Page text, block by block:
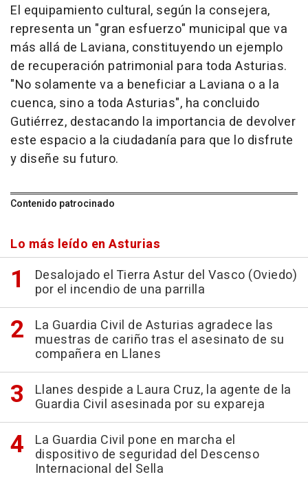
El equipamiento cultural, según la consejera,
representa un "gran esfuerzo" municipal que va
más allá de Laviana, constituyendo un ejemplo
de recuperación patrimonial para toda Asturias.
"No solamente va a beneficiar a Laviana o a la
cuenca, sino a toda Asturias", ha concluido
Gutiérrez, destacando la importancia de devolver
este espacio a la ciudadanía para que lo disfrute
y diseñe su futuro.
Contenido patrocinado
Lo más leído en Asturias
Desalojado el Tierra Astur del Vasco (Oviedo)
por el incendio de una parrilla
La Guardia Civil de Asturias agradece las
muestras de cariño tras el asesinato de su
compañera en Llanes
Llanes despide a Laura Cruz, la agente de la
Guardia Civil asesinada por su expareja
La Guardia Civil pone en marcha el
dispositivo de seguridad del Descenso
Internacional del Sella